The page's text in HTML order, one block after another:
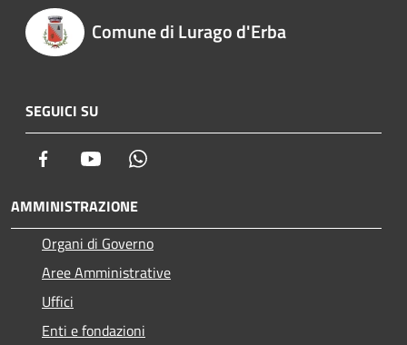
Comune di Lurago d'Erba
SEGUICI SU
Facebook Youtube
AMMINISTRAZIONE
Organi di Governo
Aree Amministrative
Uffici
Enti e fondazioni